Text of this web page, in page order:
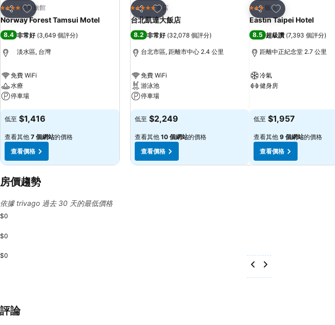
分享
加入我的最愛
4 星級 汽車旅館
Norway Forest Tamsui Motel
8.4 非常好 (3,649 個評分)
淡水區, 台灣
免費 WiFi
水療
停車場
查看價格
低至 $1,416
查看其他 7 個網站的價格
查看價格
分享
加入我的最愛
5 星級 飯店
台北凱達大飯店
8.2 非常好 (32,078 個評分)
台北市區, 距離市中心 2.4 公里
免費 WiFi
游泳池
停車場
查看價格
低至 $2,249
查看其他 10 個網站的價格
查看價格
分享
加入我的最愛
3 星級飯店
Eastin Taipei Hotel
8.5 超級讚 (7,393 個評分)
距離中正紀念堂 2.7 公里
冷氣
健身房
低至 $1,957
查看其他 9 個網站的價格
查看價格
房價趨勢
依據 trivago 過去 30 天的最低價格
$0
$0
$0
評論